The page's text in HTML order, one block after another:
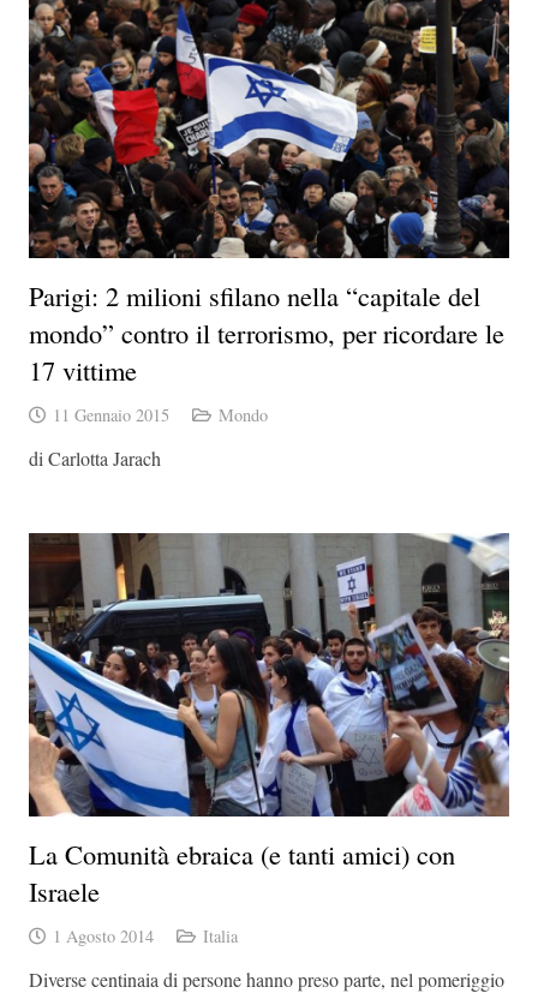
Parigi: 2 milioni sfilano nella “capitale del
mondo” contro il terrorismo, per ricordare le
17 vittime
11 Gennaio 2015 Mondo
di Carlotta Jarach
La Comunità ebraica (e tanti amici) con
Israele
1 Agosto 2014 Italia
Diverse centinaia di persone hanno preso parte, nel pomeriggio